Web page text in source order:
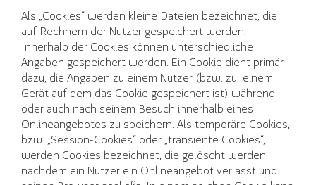
Als „Cookies“ werden kleine Dateien bezeichnet, die
auf Rechnern der Nutzer gespeichert werden.
Innerhalb der Cookies können unterschiedliche
Angaben gespeichert werden. Ein Cookie dient primär
dazu, die Angaben zu einem Nutzer (bzw. zu einem
Gerät auf dem das Cookie gespeichert ist) während
oder auch nach seinem Besuch innerhalb eines
Onlineangebotes zu speichern. Als temporäre Cookies,
bzw. „Session-Cookies“ oder „transiente Cookies“,
werden Cookies bezeichnet, die gelöscht werden,
nachdem ein Nutzer ein Onlineangebot verlässt und